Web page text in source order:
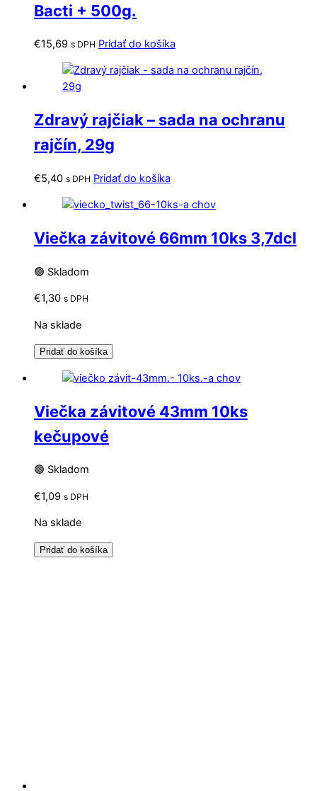
Bacti + 500g.
€15,69 s DPH Pridať do košíka
Zdravý rajčiak – sada na ochranu
rajčín, 29g
€5,40 s DPH Pridať do košíka
Viečka závitové 66mm 10ks 3,7dcl
🟢 Skladom
€1,30 s DPH
Na sklade
Pridať do košíka
Viečka závitové 43mm 10ks
kečupové
🟢 Skladom
€1,09 s DPH
Na sklade
Pridať do košíka